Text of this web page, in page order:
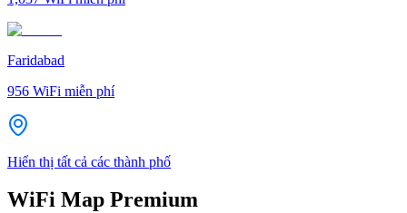
Faridabad
956 WiFi miễn phí
Hiển thị tất cả các thành phố
WiFi Map Premium